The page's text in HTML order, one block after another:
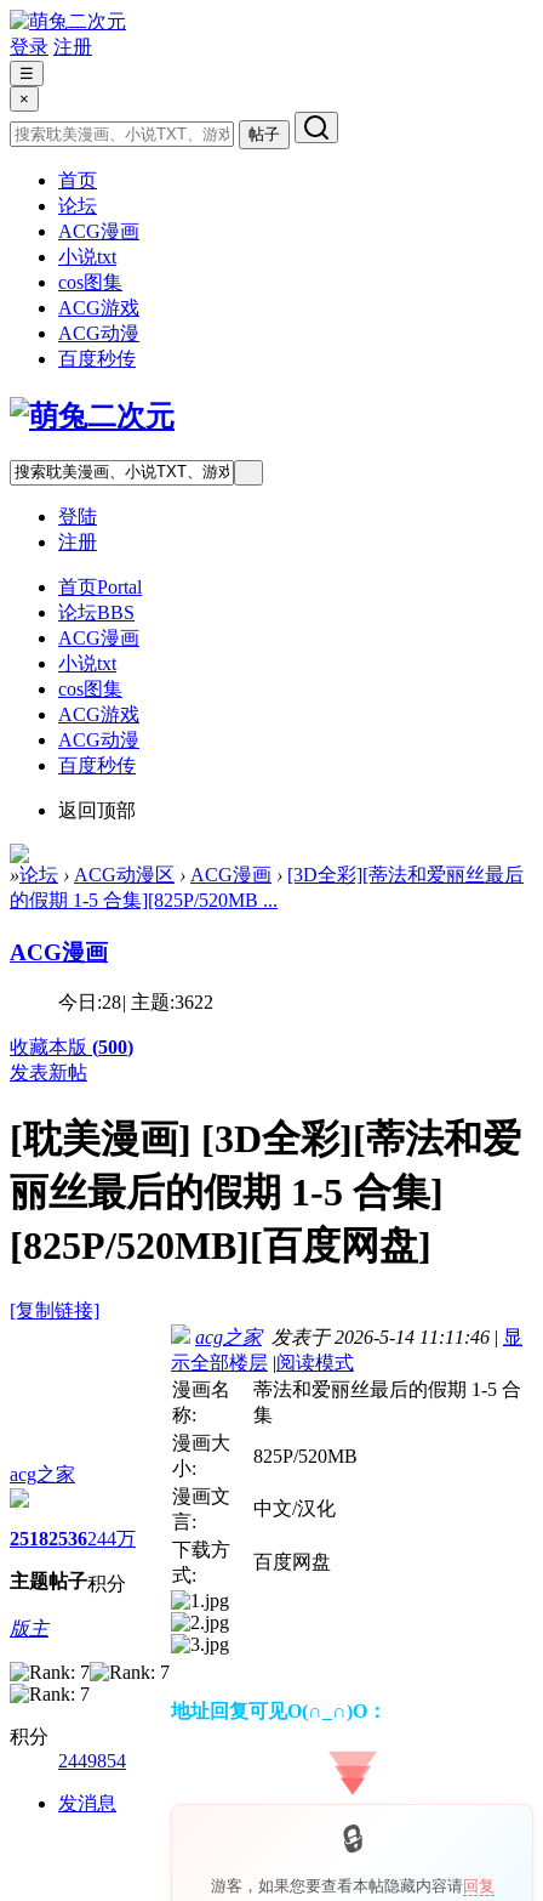
登录 注册
☰
×
帖子
首页
论坛
ACG漫画
小说txt
cos图集
ACG游戏
ACG动漫
百度秒传
登陆
注册
首页Portal
论坛BBS
ACG漫画
小说txt
cos图集
ACG游戏
ACG动漫
百度秒传
返回顶部
»论坛 › ACG动漫区 › ACG漫画 › [3D全彩][蒂法和爱丽丝最后
的假期 1-5 合集][825P/520MB ...
ACG漫画
今日:28| 主题:3622
收藏本版 (500)
发表新帖
[耽美漫画] [3D全彩][蒂法和爱
丽丝最后的假期 1-5 合集]
[825P/520MB][百度网盘]
[复制链接]
acg之家
2518
主题
2536
帖子
244万
积分
版主
积分
2449854
发消息
acg之家发表于 2026-5-14 11:11:46 | 显
示全部楼层 |阅读模式
漫画名
称:
蒂法和爱丽丝最后的假期 1-5 合
集
漫画大
小:
825P/520MB
漫画文
言:
中文/汉化
下载方
式:
百度网盘
地址回复可见O(∩_∩)O：
游客，如果您要查看本帖隐藏内容请回复